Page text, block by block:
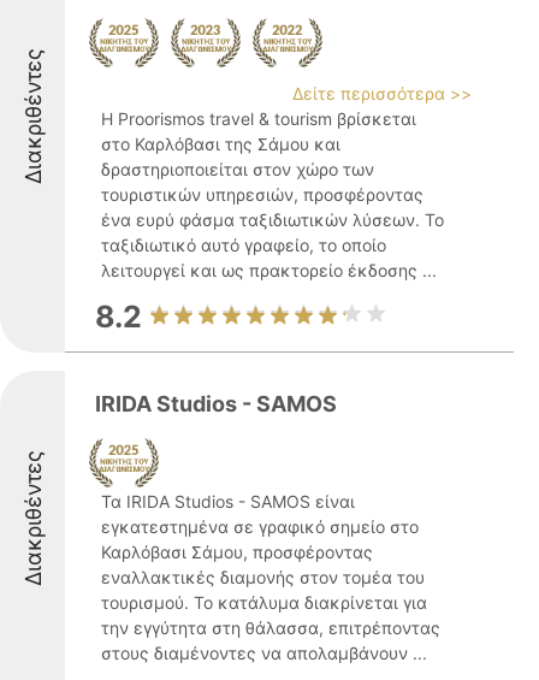
Διακριθέντες
Δείτε περισσότερα >>
Η Proorismos travel & tourism βρίσκεται
στο Καρλόβασι της Σάμου και
δραστηριοποιείται στον χώρο των
τουριστικών υπηρεσιών, προσφέροντας
ένα ευρύ φάσμα ταξιδιωτικών λύσεων. Το
ταξιδιωτικό αυτό γραφείο, το οποίο
λειτουργεί και ως πρακτορείο έκδοσης ...
8.2
Διακριθέντες
IRIDA Studios - SAMOS
Τα IRIDA Studios - SAMOS είναι
εγκατεστημένα σε γραφικό σημείο στο
Καρλόβασι Σάμου, προσφέροντας
εναλλακτικές διαμονής στον τομέα του
τουρισμού. Το κατάλυμα διακρίνεται για
την εγγύτητα στη θάλασσα, επιτρέποντας
στους διαμένοντες να απολαμβάνουν ...